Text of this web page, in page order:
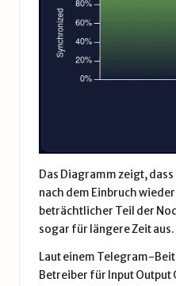
Das Diagramm zeigt,
nach dem Einbruch
beträchtlicher Teil der
sogar für längere Zeit aus.
Laut einem Telegram-
Betreiber für Input Output